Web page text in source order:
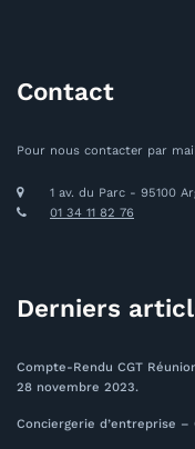
Contact
Pour nous contacter par
1 av. du Parc - 95100
01 34 11 82 76
Derniers
Compte-Rendu CGT
28 novembre 2023.
Conciergerie d’entreprise –